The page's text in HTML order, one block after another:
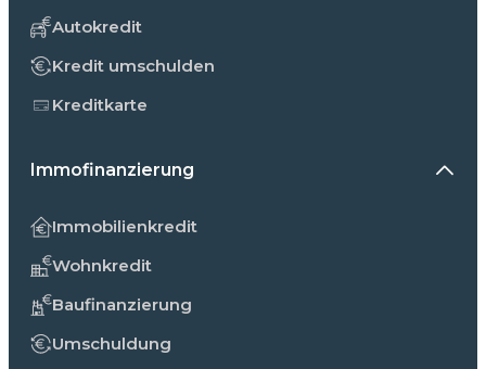
Autokredit
Kredit umschulden
Kreditkarte
Immofinanzierung
Immobilienkredit
Wohnkredit
Baufinanzierung
Umschuldung